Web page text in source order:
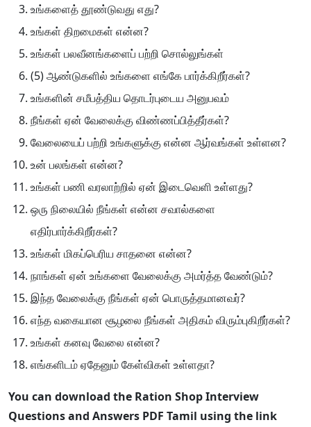
உங்களைத் தூண்டுவது எது?
உங்கள் திறமைகள் என்ன?
உங்கள் பலவீனங்களைப் பற்றி சொல்லுங்கள்
(5) ஆண்டுகளில் உங்களை எங்கே பார்க்கிறீர்கள்?
உங்களின் சமீபத்திய தொடர்புடைய அனுபவம்
நீங்கள் ஏன் வேலைக்கு விண்ணப்பித்தீர்கள்?
வேலையைப் பற்றி உங்களுக்கு என்ன ஆர்வங்கள் உள்ளன?
உன் பலங்கள் என்ன?
உங்கள் பணி வரலாற்றில் ஏன் இடைவெளி உள்ளது?
ஒரு நிலையில் நீங்கள் என்ன சவால்களை
எதிர்பார்க்கிறீர்கள்?
உங்கள் மிகப்பெரிய சாதனை என்ன?
நாங்கள் ஏன் உங்களை வேலைக்கு அமர்த்த வேண்டும்?
இந்த வேலைக்கு நீங்கள் ஏன் பொருத்தமானவர்?
எந்த வகையான சூழலை நீங்கள் அதிகம் விரும்புகிறீர்கள்?
உங்கள் கனவு வேலை என்ன?
எங்களிடம் ஏதேனும் கேள்விகள் உள்ளதா?
You can download the Ration Shop Interview
Questions and Answers PDF Tamil using the link